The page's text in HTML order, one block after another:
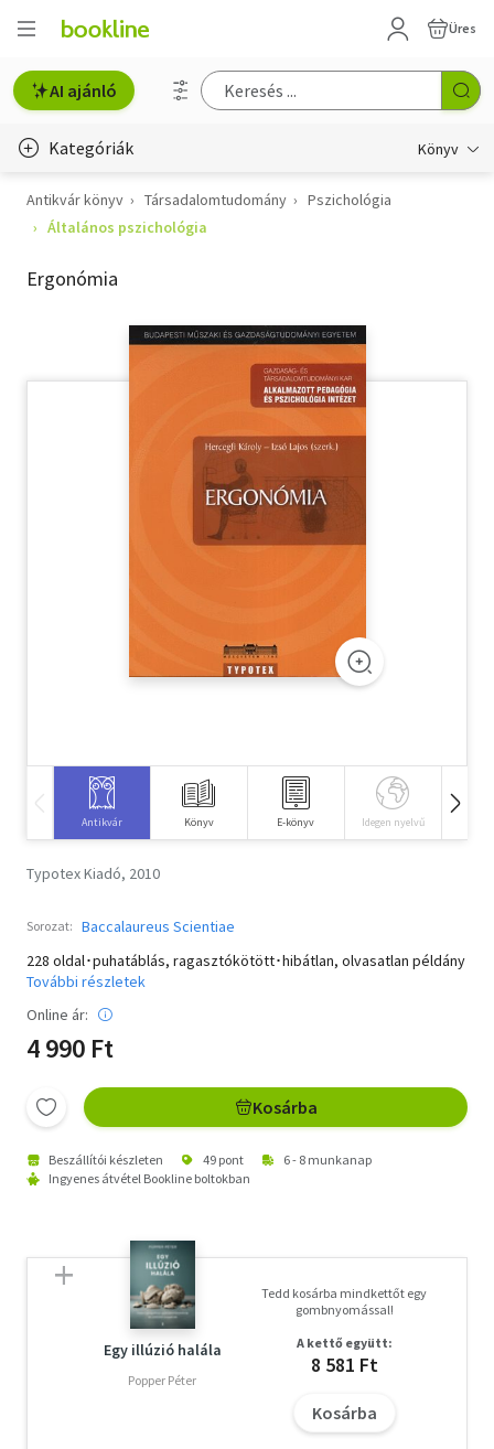
Üres
AI ajánló
Kategóriák Könyv
Életmód, egészség
Gyermek- és ifjúsági
Hobbi, szabadidő
Természettudomány
Vallás
Antikvár könyv Társadalomtudomány
Pszichológia
Általános pszichológia
Ergonómia
Antikvár Könyv E-könyv Idegen nyelvű
Typotex Kiadó, 2010
Sorozat: Baccalaureus Scientiae
228 oldal･puhatáblás, ragasztókötött･hibátlan, olvasatlan példány
További részletek
Online ár:
4 990 Ft
Kosárba
Beszállítói készleten 49 pont
6 - 8 munkanap
Ingyenes átvétel Bookline boltokban
Egy illúzió halála
Popper Péter
Tedd kosárba mindkettőt egy
gombnyomással!
A kettő együtt:
8 581 Ft
Kosárba